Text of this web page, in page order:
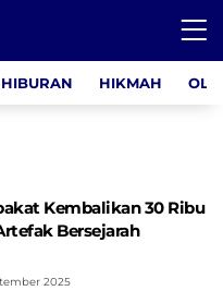
HIBURAN HIKMAH
Kembalikan 30 Ribu
Bersejarah
2025